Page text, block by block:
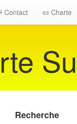
Contact 📜 Charte
Recherche